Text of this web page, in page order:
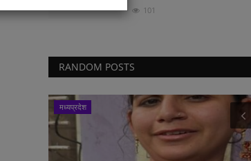
101
RANDOM POSTS
मध्यप्रदेश